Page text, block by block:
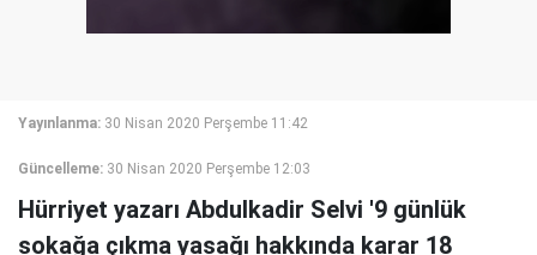
Yayınlanma: 30 Nisan 2020 Perşembe 11:42
Güncelleme: 30 Nisan 2020 Perşembe 12:03
Hürriyet yazarı Abdulkadir Selvi '9 günlük
sokağa çıkma yasağı hakkında karar 18